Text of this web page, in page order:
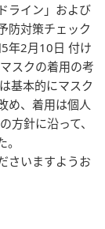
ライン」および
防対策チェック
年2月10日 付け
スクの着用の考
基本的にマスク
め、着用は個人
方針に沿って、
さいますようお